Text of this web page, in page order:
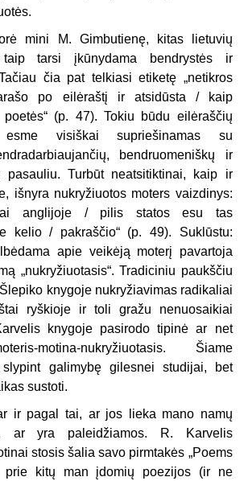
mini M. Gimbutienę, kitas lietuvių
tarsi įkūnydama bendrystės ir
čia pat telkiasi etiketę „netikros
po eilėraštį ir atsidūsta / kaip
(p. 47). Tokiu būdu eilėraščių
visiškai supriešinamas su
bendruomeniškų ir
pasauliu. Turbūt neatsitiktinai, kaip ir
išnyra nukryžiuotos moters vaizdinys:
anglijoje / pilis statos esu tas
kelio / pakraščio“ (p. 49). Suklūstu:
apie veikėją moterį pavartoja
„nukryžiuotasis“. Tradiciniu paukščiu
knygoje nukryžiavimas radikaliai
ryškioje ir toli gražu nenuosaikiai
knygoje pasirodo tipinė ar net
motina-nukryžiuotasis. Šiame
galimybę gilesnei studijai, bet
sustoti.
ir pagal tai, ar jos lieka mano namų
ar yra paleidžiamos. R. Karvelis
stosis šalia savo pirmtakės „Poems
prie kitų man įdomių poezijos (ir ne